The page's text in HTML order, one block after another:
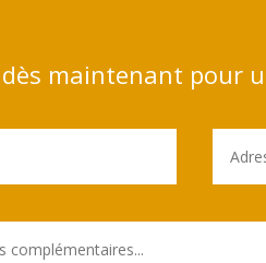
maintenant pour